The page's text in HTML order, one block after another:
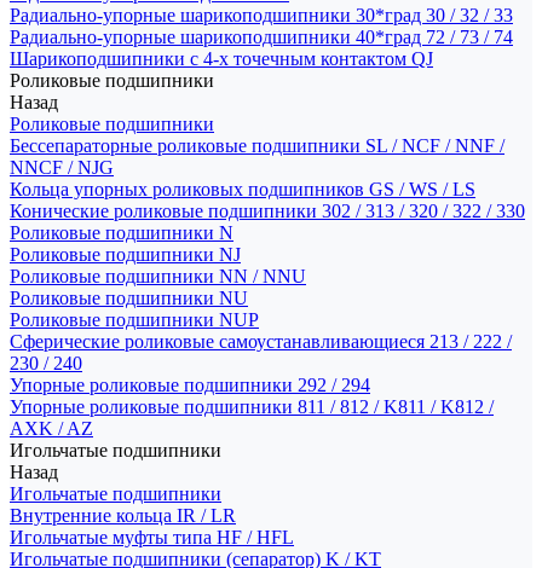
Радиально-упорные шарикоподшипники 30*град 30 / 32 / 33
Радиально-упорные шарикоподшипники 40*град 72 / 73 / 74
Шарикоподшипники с 4-х точечным контактом QJ
Роликовые подшипники
Назад
Роликовые подшипники
Бессепараторные роликовые подшипники SL / NCF / NNF /
NNCF / NJG
Кольца упорных роликовых подшипников GS / WS / LS
Конические роликовые подшипники 302 / 313 / 320 / 322 / 330
Роликовые подшипники N
Роликовые подшипники NJ
Роликовые подшипники NN / NNU
Роликовые подшипники NU
Роликовые подшипники NUP
Сферические роликовые самоустанавливающиеся 213 / 222 /
230 / 240
Упорные роликовые подшипники 292 / 294
Упорные роликовые подшипники 811 / 812 / K811 / K812 /
AXK / AZ
Игольчатые подшипники
Назад
Игольчатые подшипники
Внутренние кольца IR / LR
Игольчатые муфты типа HF / HFL
Игольчатые подшипники (сепаратор) K / KT